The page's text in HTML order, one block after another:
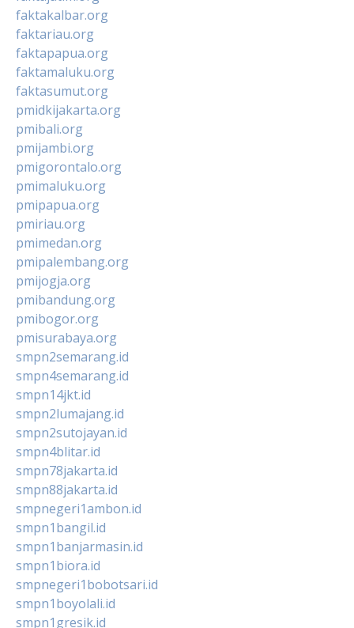
faktakalbar.org
faktariau.org
faktapapua.org
faktamaluku.org
faktasumut.org
pmidkijakarta.org
pmibali.org
pmijambi.org
pmigorontalo.org
pmimaluku.org
pmipapua.org
pmiriau.org
pmimedan.org
pmipalembang.org
pmijogja.org
pmibandung.org
pmibogor.org
pmisurabaya.org
smpn2semarang.id
smpn4semarang.id
smpn14jkt.id
smpn2lumajang.id
smpn2sutojayan.id
smpn4blitar.id
smpn78jakarta.id
smpn88jakarta.id
smpnegeri1ambon.id
smpn1bangil.id
smpn1banjarmasin.id
smpn1biora.id
smpnegeri1bobotsari.id
smpn1boyolali.id
smpn1gresik.id